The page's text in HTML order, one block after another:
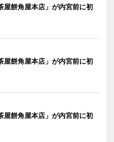
屋餅角屋本店」が内宮前に初
屋餅角屋本店」が内宮前に初
屋餅角屋本店」が内宮前に初